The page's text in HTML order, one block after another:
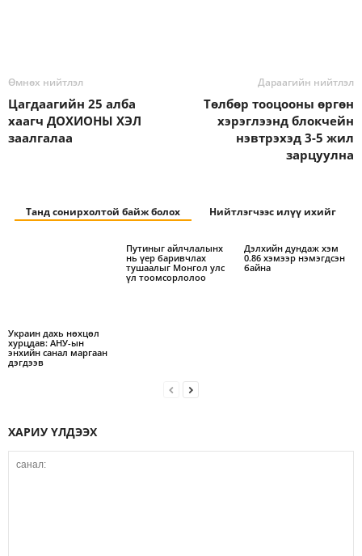
Өмнөх нийтлэл
Цагдаагийн 25 алба
хаагч ДОХИОНЫ ХЭЛ
заалгалаа
Дараагийн нийтлэл
Төлбөр тооцооны өргөн
хэрэглээнд блокчейн
нэвтрэхэд 3-5 жил
зарцуулна
Танд сонирхолтой байж болох Нийтлэгчээс илүү ихийг
Украин дахь нөхцөл
хурцдав: АНУ-ын
энхийн санал маргаан
дэгдээв
Путиныг айлчлалынх
нь үер баривчлах
тушаалыг Монгол улс
үл тоомсорлолоо
Дэлхийн дундаж хэм
0.86 хэмээр нэмэгдсэн
байна
ХАРИУ ҮЛДЭЭХ